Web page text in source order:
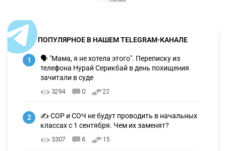
ПОПУЛЯРНОЕ В НАШЕМ TELEGRAM-КАНАЛЕ
1
🗣 "Мама, я не хотела этого". Переписку из
телефона Нурай Серикбай в день похищения
зачитали в суде
3294 0 22
2
✍️ СОР и СОЧ не будут проводить в начальных
классах с 1 сентября. Чем их заменят?
3307 6 15